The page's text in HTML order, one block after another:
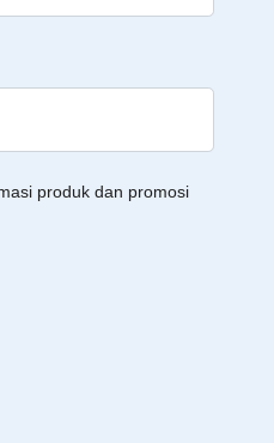
produk dan promosi